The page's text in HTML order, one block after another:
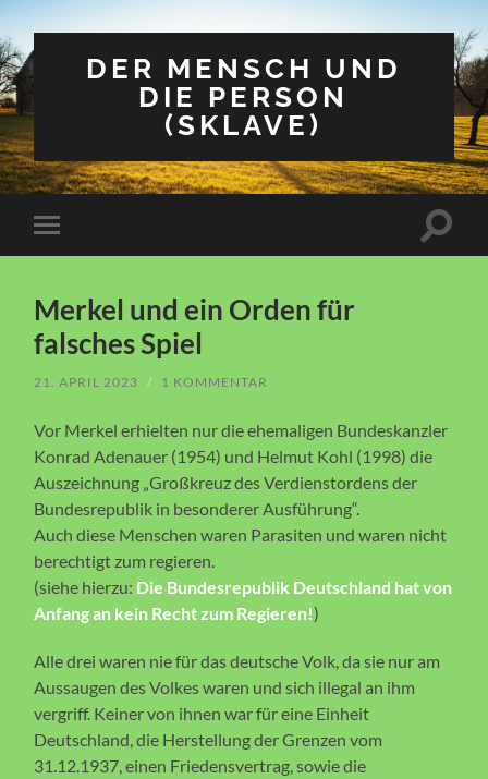
DER MENSCH UND
DIE PERSON
(SKLAVE)
Mobile-
Menü
Merkel und ein Orden für
falsches Spiel
21. APRIL 2023 / 1 KOMMENTAR
Vor Merkel erhielten nur die ehemaligen Bundeskanzler
Konrad Adenauer (1954) und Helmut Kohl (1998) die
Auszeichnung „Großkreuz des Verdienstordens der
Bundesrepublik in besonderer Ausführung“.
Auch diese Menschen waren Parasiten und waren nicht
berechtigt zum regieren.
(siehe hierzu: Die Bundesrepublik Deutschland hat von
Anfang an kein Recht zum Regieren!)
Alle drei waren nie für das deutsche Volk, da sie nur am
Aussaugen des Volkes waren und sich illegal an ihm
vergriff. Keiner von ihnen war für eine Einheit
Deutschland, die Herstellung der Grenzen vom
31.12.1937, einen Friedensvertrag, sowie die